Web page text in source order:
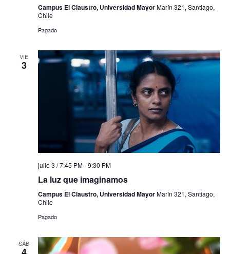
Campus El Claustro, Universidad MayorMarín 321, Santiago,
Chile
Pagado
VIE
3
julio 3 / 7:45 PM-9:30 PM
La luz que imaginamos
Campus El Claustro, Universidad MayorMarín 321, Santiago,
Chile
Pagado
SÁB